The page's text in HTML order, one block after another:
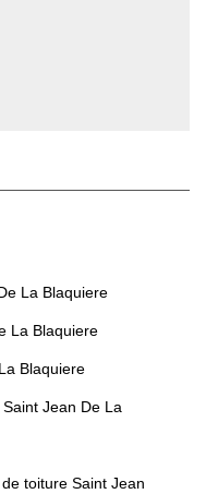
La Blaquiere
La Blaquiere
Blaquiere
Jean De La
toiture Saint Jean